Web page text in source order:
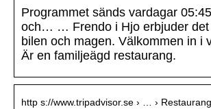
Programmet sänds vardagar
och… … Frendo i Hjo erbjuder det
bilen och magen. Välkommen in i
Är en familjeägd restaurang.
http s://www.tripadvisor.se › … ›